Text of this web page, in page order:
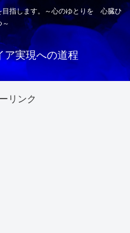
目指します。～心のゆとりを 心臓ひ
ア実現への道程
リンク